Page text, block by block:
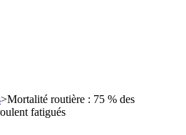
>Mortalité routière : 75 % des
fatigués